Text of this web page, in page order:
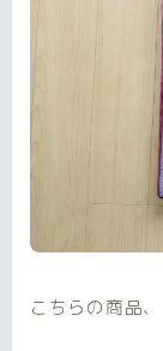
こちらの商品、